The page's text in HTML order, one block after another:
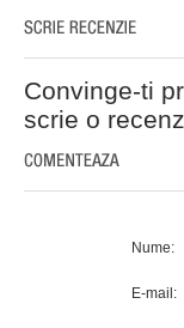
Convinge-ti
scrie o
Nume:
E-mail: